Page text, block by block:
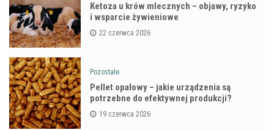
Ketoza u krów mlecznych – objawy, ryzyko
i wsparcie żywieniowe
22 czerwca 2026
Pozostałe
Pellet opałowy – jakie urządzenia są
potrzebne do efektywnej produkcji?
19 czerwca 2026